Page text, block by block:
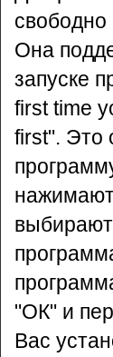
Она
запуске
first time
first". Это
"ОК" и
Вас